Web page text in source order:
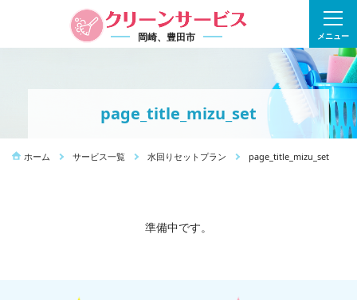
岡崎、豊田市 メニュー
page_title_mizu_set
ホーム サービス一覧 水回りセットプラン page_title_mizu_set
準備中です。